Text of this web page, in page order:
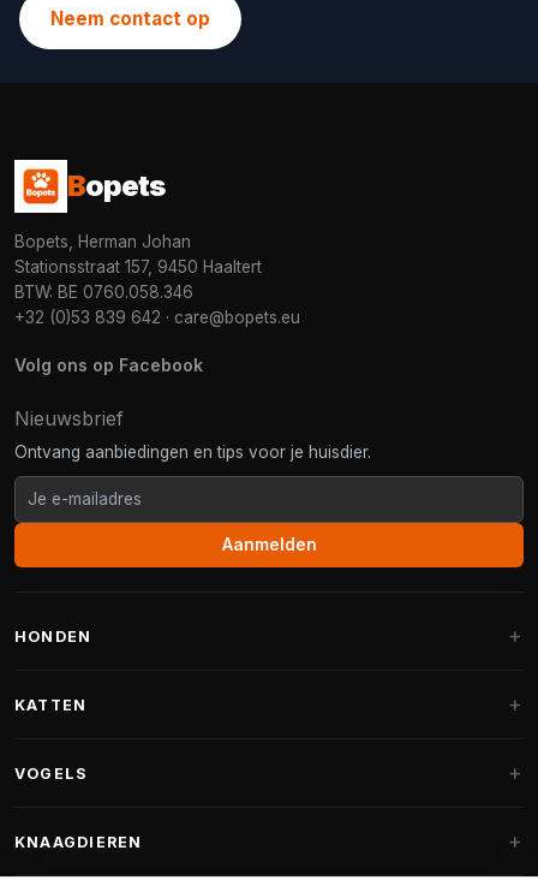
Neem contact op
Bopets
Bopets, Herman Johan
Stationsstraat 157, 9450 Haaltert
BTW: BE 0760.058.346
+32 (0)53 839 642 · care@bopets.eu
Volg ons op Facebook
Nieuwsbrief
Ontvang aanbiedingen en tips voor je huisdier.
Aanmelden
HONDEN
Fantail hondenmanden
KATTEN
Krabpalen voor Maine Coon
VOGELS
Vogelvoer binnenvogels
KNAAGDIEREN